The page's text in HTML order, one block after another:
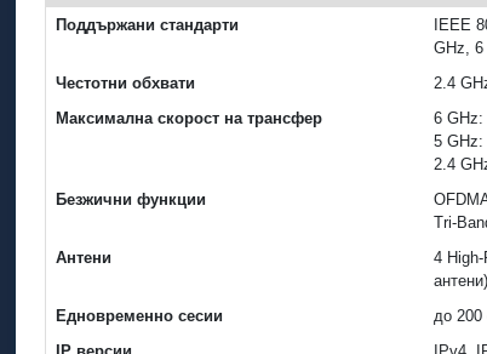
Поддържани стандарти
IEEE
GHz, 6
Честотни обхвати
2.4
Максимална скорост на трансфер
6 GHz:
5 GHz:
2.4
Безжични функции
Tri-
Антени
4
антени)
Едновременно сесии
до 200